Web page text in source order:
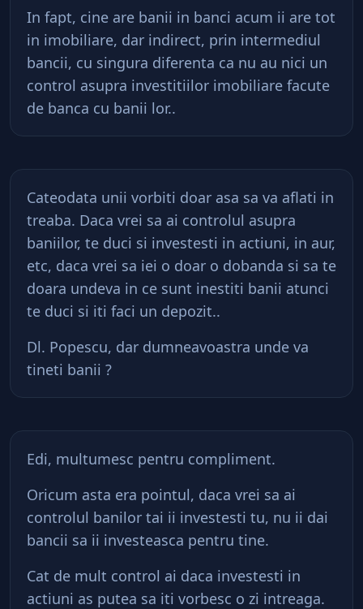
In fapt, cine are banii in banci acum ii are tot
in imobiliare, dar indirect, prin intermediul
bancii, cu singura diferenta ca nu au nici un
control asupra investitiilor imobiliare facute
de banca cu banii lor..
Cateodata unii vorbiti doar asa sa va aflati in
treaba. Daca vrei sa ai controlul asupra
baniilor, te duci si investesti in actiuni, in aur,
etc, daca vrei sa iei o doar o dobanda si sa te
doara undeva in ce sunt inestiti banii atunci
te duci si iti faci un depozit..
Dl. Popescu, dar dumneavoastra unde va
tineti banii ?
Edi, multumesc pentru compliment.
Oricum asta era pointul, daca vrei sa ai
controlul banilor tai ii investesti tu, nu ii dai
bancii sa ii investeasca pentru tine.
Cat de mult control ai daca investesti in
actiuni as putea sa iti vorbesc o zi intreaga.